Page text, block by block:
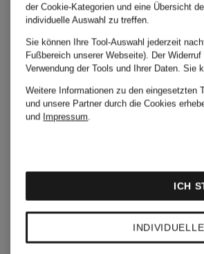
mit Cut-
out
CHF 199
Ursprünglich:
der Cookie-Kategorien und eine Übersicht
individuelle Auswahl zu treffen.
Sie können Ihre Tool-Auswahl jederzeit
Fußbereich unserer Webseite). Der
Verwendung der Tools und Ihrer Daten. Sie
Weitere Informationen zu den eingesetzten
und unsere Partner durch die Cookies
und Impressum.
ICH